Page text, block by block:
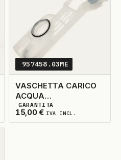
957458.03ME
VASCHETTA CARICO
ACQUA
LAVASTOVIGLIE
AIRBREAK
15,00€ IVA INCL.
9DISPONIBILI
GARANTITA
ai preferiti